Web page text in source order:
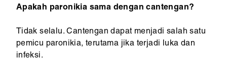
Apakah paronikia sama dengan cantengan?
Tidak selalu. Cantengan dapat menjadi salah satu
pemicu paronikia, terutama jika terjadi luka dan
infeksi.